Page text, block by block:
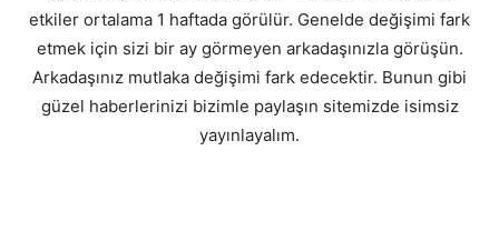
etkiler ortalama 1 haftada görülür. Genelde değişimi fark
etmek için sizi bir ay görmeyen arkadaşınızla görüşün.
Arkadaşınız mutlaka değişimi fark edecektir. Bunun gibi
güzel haberlerinizi bizimle paylaşın sitemizde isimsiz
yayınlayalım.